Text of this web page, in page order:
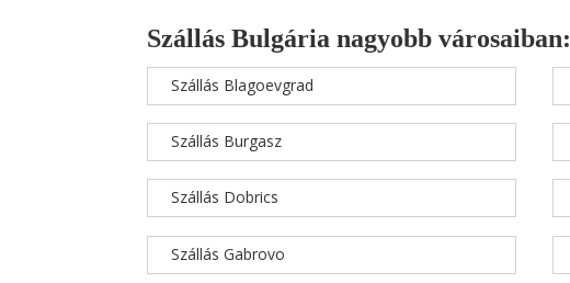
Szállás Bulgária nagyobb városaiban:
Szállás Blagoevgrad
Szállás Burgasz
Szállás Dobrics
Szállás Gabrovo